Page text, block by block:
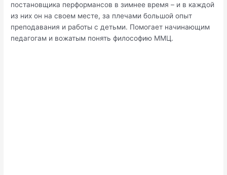
постановщика перформансов в зимнее время – и в каждой
из них он на своем месте, за плечами большой опыт
преподавания и работы с детьми. Помогает начинающим
педагогам и вожатым понять философию ММЦ.